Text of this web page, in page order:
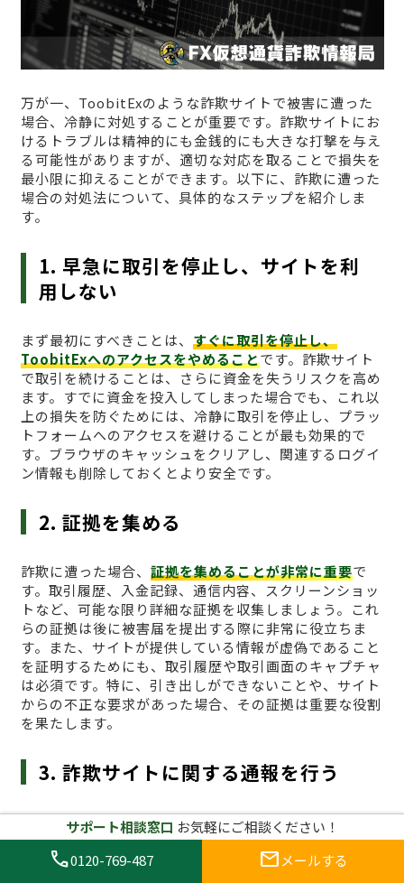
万が一、ToobitExのような詐欺サイトで被害に遭った
場合、冷静に対処することが重要です。詐欺サイトにお
けるトラブルは精神的にも金銭的にも大きな打撃を与え
る可能性がありますが、適切な対応を取ることで損失を
最小限に抑えることができます。以下に、詐欺に遭った
場合の対処法について、具体的なステップを紹介しま
す。
1. 早急に取引を停止し、サイトを利
用しない
まず最初にすべきことは、 すぐに取引を停止し、
ToobitExへのアクセスをやめることです。詐欺サイト
で取引を続けることは、さらに資金を失うリスクを高め
ます。すでに資金を投入してしまった場合でも、これ以
上の損失を防ぐためには、冷静に取引を停止し、プラッ
トフォームへのアクセスを避けることが最も効果的で
す。ブラウザのキャッシュをクリアし、関連するログイ
ン情報も削除しておくとより安全です。
2. 証拠を集める
詐欺に遭った場合、 証拠を集めることが非常に重要で
す。取引履歴、入金記録、通信内容、スクリーンショッ
トなど、可能な限り詳細な証拠を収集しましょう。これ
らの証拠は後に被害届を提出する際に非常に役立ちま
す。また、サイトが提供している情報が虚偽であること
を証明するためにも、取引履歴や取引画面のキャプチャ
は必須です。特に、引き出しができないことや、サイト
からの不正な要求があった場合、その証拠は重要な役割
を果たします。
3. 詐欺サイトに関する通報を行う
詐欺行為を通報することが必要です。日本国内の
場合、仮想通貨に関する詐欺の被害は、金融庁や消費者
庁などの公的機関に報告することができます。また、イ
サポート相談窓口 お気軽にご相談ください！
call0120-769-487 mail メールする